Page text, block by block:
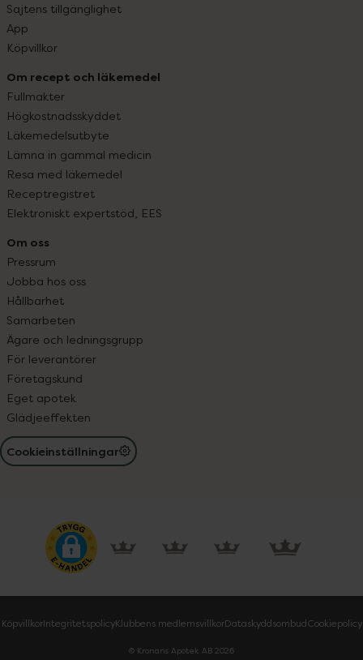
Sajtens tillgänglighet
App
Köpvillkor
Om recept och läkemedel
Fullmakter
Högkostnadsskyddet
Läkemedelsutbyte
Lämna in gammal medicin
Resa med läkemedel
Receptregistret
Elektroniskt expertstöd, EES
Om oss
Pressrum
Jobba hos oss
Hållbarhet
Samarbeten
Ägare och ledningsgrupp
För leverantörer
Företagskund
Eget apotek
Glädjeeffekten
Cookieinställningar
KöpvillkorIntegritetspolicyKlubbens medlemsvillkorDataskyddsombudCookiepolicy
© Kronans Apotek AB 2026